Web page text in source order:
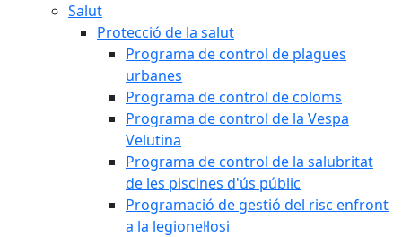
Salut
Protecció de la salut
Programa de control de plagues
urbanes
Programa de control de coloms
Programa de control de la Vespa
Velutina
Programa de control de la salubritat
de les piscines d'ús públic
Programació de gestió del risc enfront
a la legionel·losi